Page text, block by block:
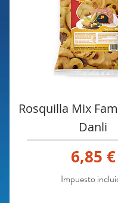
Rosquilla Mix
Danli
6,85 €
Impuesto